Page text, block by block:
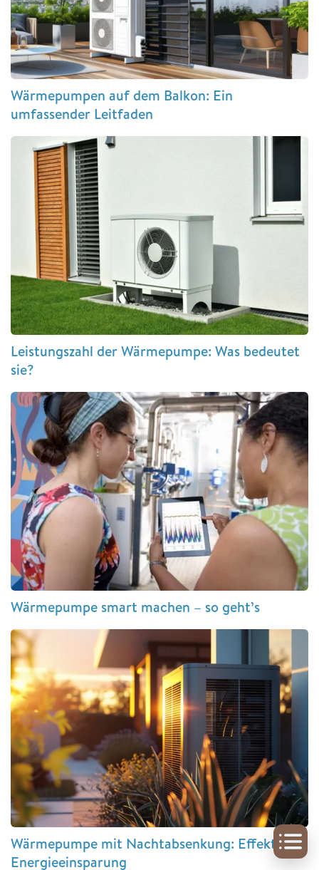
Wärmepumpen auf dem Balkon: Ein
umfassender Leitfaden
Leistungszahl der Wärmepumpe: Was bedeutet
sie?
Wärmepumpe smart machen – so geht’s
Wärmepumpe mit Nachtabsenkung: Effektive
Energieeinsparung